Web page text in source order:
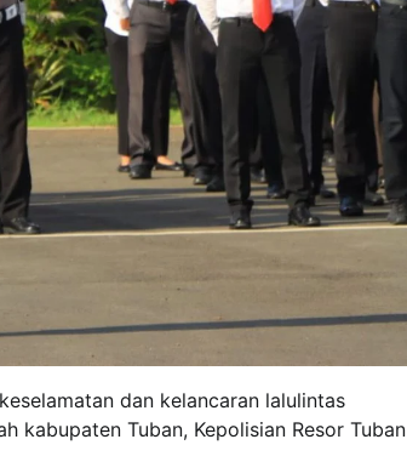
dan kelancaran lalulintas
kabupaten Tuban, Kepolisian Resor Tuban